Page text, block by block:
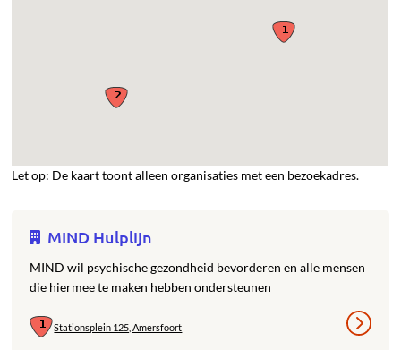
Let op: De kaart toont alleen organisaties met een bezoekadres.
MIND Hulplijn
MIND wil psychische gezondheid bevorderen en alle mensen
die hiermee te maken hebben ondersteunen
Stationsplein 125, Amersfoort